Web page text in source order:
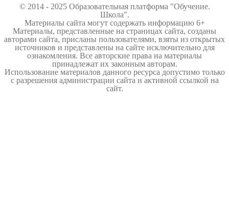
© 2014 - 2025 Образовательная платформа "Обучение.
Школа".
Материалы сайта могут содержать информацию 6+
Материалы, представленные на страницах сайта, созданы
авторами сайта, присланы пользователями, взяты из открытых
источников и представлены на сайте исключительно для
ознакомления. Все авторские права на материалы
принадлежат их законным авторам.
Использование материалов данного ресурса допустимо только
с разрешения администрации сайта и активной ссылкой на
сайт.